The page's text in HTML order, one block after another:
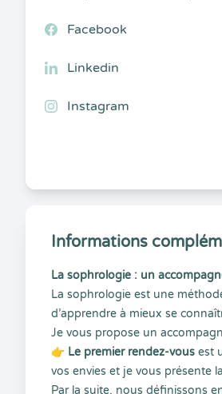
Facebook
Linkedin
Instagram
Informations
La sophrologie : un
La sophrologie est une
d’apprendre à mieux se
Je vous propose un
👉 Le premier rendez-vous est
vos envies et je vous présente
Par la suite, nous définissons